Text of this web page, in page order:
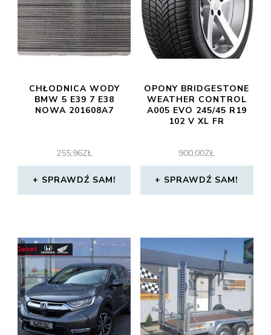
CHŁODNICA WODY
BMW 5 E39 7 E38
NOWA 201608A7
255,96ZŁ
SPRAWDŹ SAM!
OPONY BRIDGESTONE
WEATHER CONTROL
A005 EVO 245/45 R19
102 V XL FR
900,00ZŁ
SPRAWDŹ SAM!